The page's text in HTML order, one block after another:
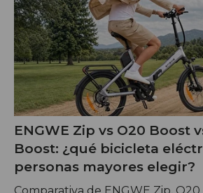
ENGWE Zip vs O20 Boost
Boost: ¿qué bicicleta
personas mayores elegir?